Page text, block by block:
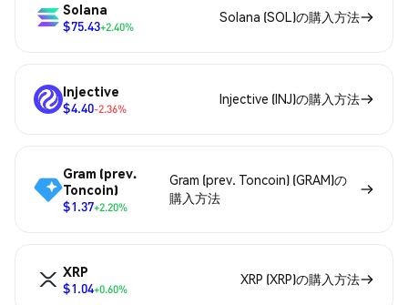
Solana
$75.43+2.40%
Solana (SOL)の購入方法
Injective
$4.40-2.36%
Injective (INJ)の購入方法
Gram (prev.
Toncoin)
$1.37+2.20%
Gram (prev. Toncoin) (GRAM)の
購入方法
XRP
$1.04+0.60%
XRP (XRP)の購入方法